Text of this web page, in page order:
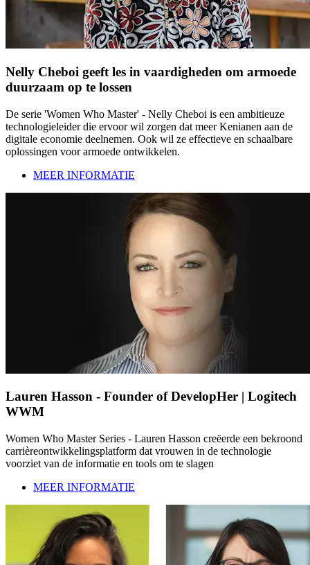
Nelly Cheboi geeft les in vaardigheden om armoede
duurzaam op te lossen
De serie 'Women Who Master' - Nelly Cheboi is een ambitieuze
technologieleider die ervoor wil zorgen dat meer Kenianen aan de
digitale economie deelnemen. Ook wil ze effectieve en schaalbare
oplossingen voor armoede ontwikkelen.
MEER INFORMATIE
Lauren Hasson - Founder of DevelopHer | Logitech
WWM
Women Who Master Series - Lauren Hasson creëerde een bekroond
carrièreontwikkelingsplatform dat vrouwen in de technologie
voorziet van de informatie en tools om te slagen
MEER INFORMATIE